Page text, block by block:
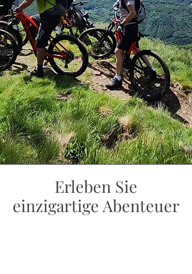
Erleben Sie
einzigartige Abenteuer